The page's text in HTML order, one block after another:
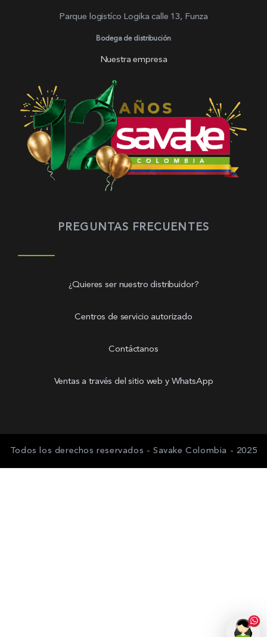
Parque logistíco Logika calle 13, Funza
Bodega de distribución
Nuestra empresa
PREGUNTAS FRECUENTES
¿Quieres ser nuestro distribuidor?
Centros de servicio autorizado
Contáctanos
Ventas a través del sitio web y WhatsApp
Todos los derechos reservados - Savake Colombia - 2025